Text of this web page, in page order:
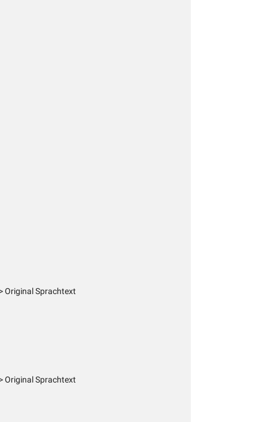
Original Sprachtext
Original Sprachtext